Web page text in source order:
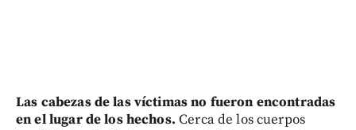
Las cabezas de las víctimas no fueron encontradas
en el lugar de los hechos. Cerca de los cuerpos